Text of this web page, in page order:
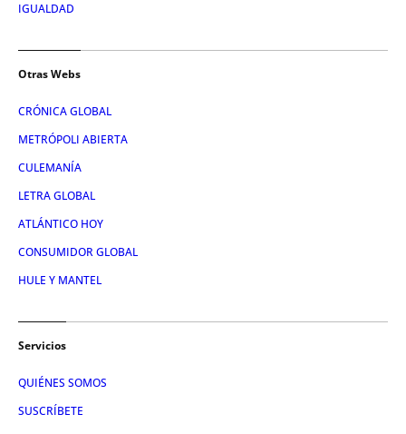
IGUALDAD
Otras Webs
CRÓNICA GLOBAL
METRÓPOLI ABIERTA
CULEMANÍA
LETRA GLOBAL
ATLÁNTICO HOY
CONSUMIDOR GLOBAL
HULE Y MANTEL
Servicios
QUIÉNES SOMOS
SUSCRÍBETE